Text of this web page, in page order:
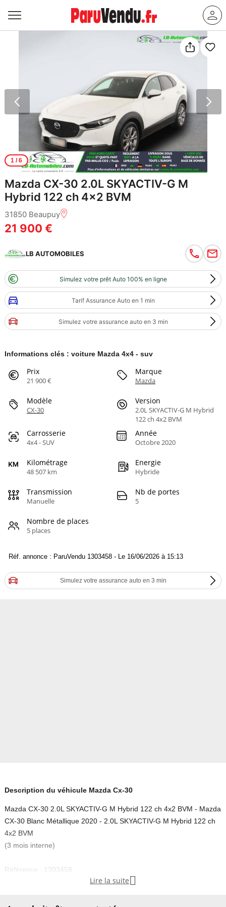
1/ 6
Mazda CX-30 2.0L SKYACTIV-G M
Hybrid 122 ch 4x2 BVM
31850 Beaupuy
21 900 €
LB AUTOMOBILES
Simulez votre prêt Auto 100% en ligne
Tarif Assurance Auto en 1 min
Simulez votre assurance auto en 3 min
Informations clés : voiture Mazda 4x4 - suv
Prix
21 900 €
Marque
Mazda
Modèle
CX-30
Version
2.0L SKYACTIV-G M Hybrid
122 ch 4x2 BVM
Carrosserie
4x4 - SUV
Année
Octobre 2020
Kilométrage
48 507 km
Energie
Hybride
Transmission
Manuelle
Nb de portes
5
Nombre de places
5 places
Réf. annonce : ParuVendu 1303458 - Le 16/06/2026 à 15:13
Simulez votre assurance auto en 3 min
Description du véhicule Mazda Cx-30
Mazda CX-30 2.0L SKYACTIV-G M Hybrid 122 ch 4x2 BVM - Mazda
CX-30 Blanc Métallique 2020 - 2.0L SKYACTIV-G M Hybrid 122 ch
4x2 BVM
(3 mois interne)
Référence : 1303458
Vos Avantages chez LB-AUTOMOBILES.com / Prix affiché TTC
Lire la suite 